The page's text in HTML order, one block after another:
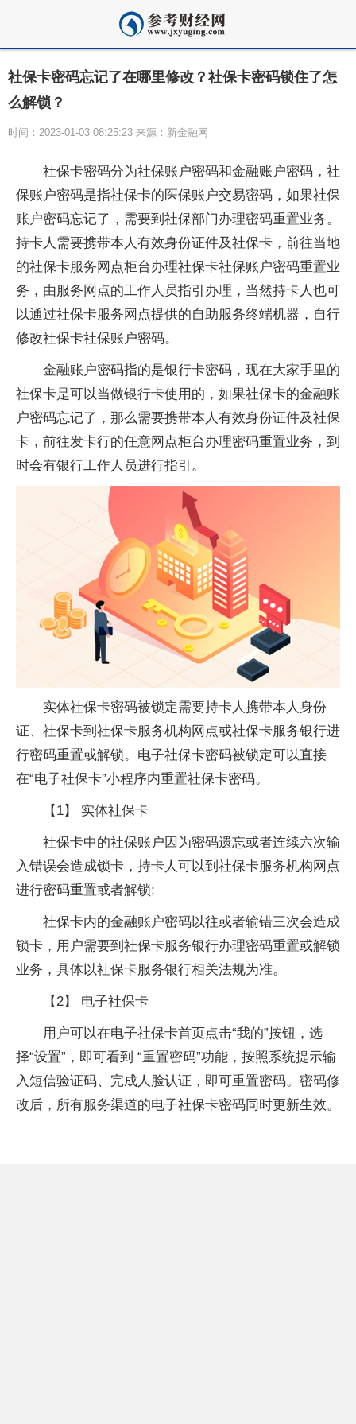
社保卡密码忘记了在哪里修改？社保卡密码锁住了怎
么解锁？
时间：2023-01-03 08:25:23 来源：新金融网
社保卡密码分为社保账户密码和金融账户密码，社
保账户密码是指社保卡的医保账户交易密码，如果社保
账户密码忘记了，需要到社保部门办理密码重置业务。
持卡人需要携带本人有效身份证件及社保卡，前往当地
的社保卡服务网点柜台办理社保卡社保账户密码重置业
务，由服务网点的工作人员指引办理，当然持卡人也可
以通过社保卡服务网点提供的自助服务终端机器，自行
修改社保卡社保账户密码。
金融账户密码指的是银行卡密码，现在大家手里的
社保卡是可以当做银行卡使用的，如果社保卡的金融账
户密码忘记了，那么需要携带本人有效身份证件及社保
卡，前往发卡行的任意网点柜台办理密码重置业务，到
时会有银行工作人员进行指引。
实体社保卡密码被锁定需要持卡人携带本人身份
证、社保卡到社保卡服务机构网点或社保卡服务银行进
行密码重置或解锁。电子社保卡密码被锁定可以直接
在“电子社保卡”小程序内重置社保卡密码。
【1】 实体社保卡
社保卡中的社保账户因为密码遗忘或者连续六次输
入错误会造成锁卡，持卡人可以到社保卡服务机构网点
进行密码重置或者解锁;
社保卡内的金融账户密码以往或者输错三次会造成
锁卡，用户需要到社保卡服务银行办理密码重置或解锁
业务，具体以社保卡服务银行相关法规为准。
【2】 电子社保卡
用户可以在电子社保卡首页点击“我的”按钮，选
择“设置”，即可看到 “重置密码”功能，按照系统提示输
入短信验证码、完成人脸认证，即可重置密码。密码修
改后，所有服务渠道的电子社保卡密码同时更新生效。